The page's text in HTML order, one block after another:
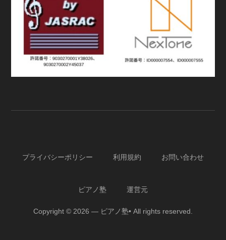
プライバシーポリシー 利用規約 お問い合わせ
ピアノ塾 運営元
Copyright © 2026 — ピアノ塾• All rights reserved.